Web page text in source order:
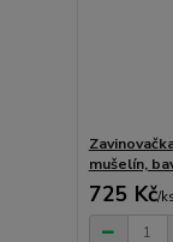
mušelín,
725 Kč/ks